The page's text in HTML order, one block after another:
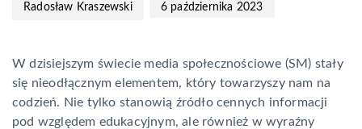
Radosław Kraszewski 6 października 2023
W dzisiejszym świecie media społecznościowe (SM) stały
się nieodłącznym elementem, który towarzyszy nam na
codzień. Nie tylko stanowią źródło cennych informacji
pod względem edukacyjnym, ale również w wyraźny